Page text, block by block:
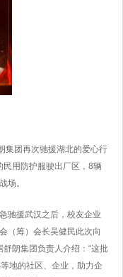
集团再次驰援湖北的爱心行
用防护服驶出厂区，8辆
场。
驰援武汉之后，校友企业
（筹）会长吴健民此次向
朗集团负责人介绍：“这批
地的社区、企业，助力企